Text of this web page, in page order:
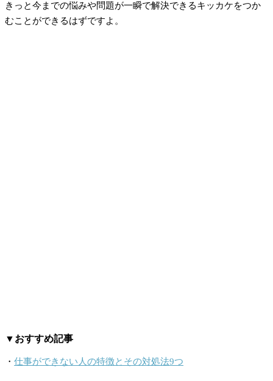
きっと今までの悩みや問題が一瞬で解決できるキッカケをつか
むことができるはずですよ。
▼おすすめ記事
・ 仕事ができない人の特徴とその対処法9つ